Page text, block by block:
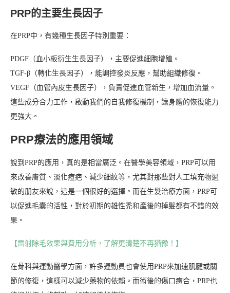
PRP的主要生長因子
在PRP中，有幾種生長因子特別重要：
PDGF（血小板衍生生長因子），主要促進細胞增殖。
TGF-β（轉化生長因子），能調控發炎反應，幫助組織修復。
VEGF（血管內皮生長因子），負責促進血管新生，增加血流量。
這些成分合力工作，啟動我們的自我修復機制，讓身體的恢復能力
更強大。
PRP療法的應用領域
說到PRP的應用，真的是相當廣泛。在醫學美容領域，PRP可以用
來改善膚質、淡化痘疤、減少細紋等，尤其對那些對人工填充物過
敏的朋友來說，這是一個很好的選擇。而在生髮治療方面，PRP可
以促進毛囊的活性，對於初期的雄性禿和產後的掉髮都有不錯的效
果。
【雷射除毛效果與費用分析，了解更清楚不再猶豫！】
在骨科與運動醫學方面，許多運動員也會使用PRP來加速肌腱或關
節的修復，這樣可以減少藥物的依賴。而術後的傷口癒合，PRP也